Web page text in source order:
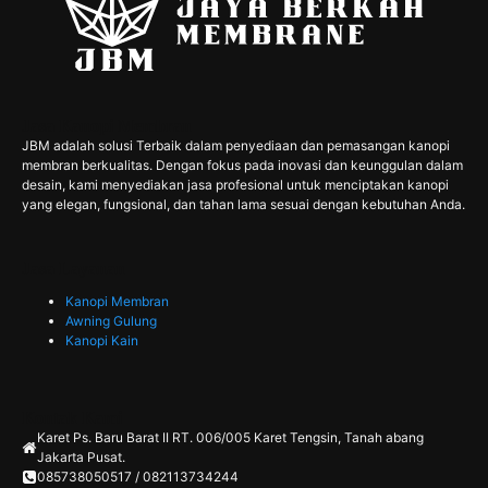
JBM adalah solusi Terbaik dalam penyediaan dan pemasangan kanopi
membran berkualitas. Dengan fokus pada inovasi dan keunggulan dalam
desain, kami menyediakan jasa profesional untuk menciptakan kanopi
yang elegan, fungsional, dan tahan lama sesuai dengan kebutuhan Anda.
Kanopi Membran
Awning Gulung
Kanopi Kain
Karet Ps. Baru Barat II RT. 006/005 Karet Tengsin, Tanah abang
Jakarta Pusat.
085738050517 / 082113734244